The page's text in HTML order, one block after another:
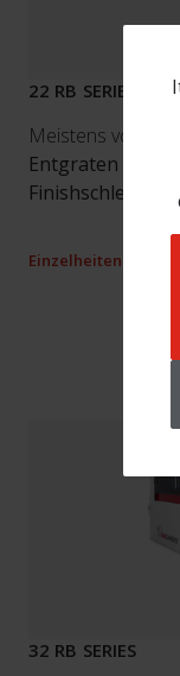
22 RB SERIES
Meistens von
Entgraten
Finishschleifen
Einzelheiten
32 RB SERIES